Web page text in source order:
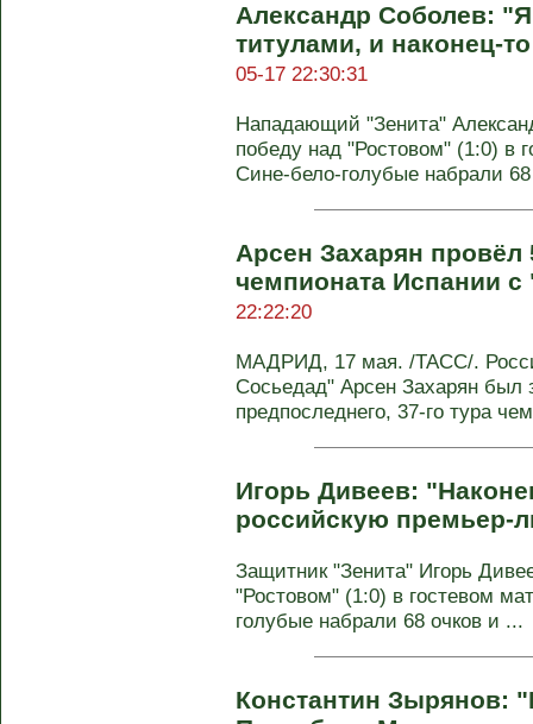
Александр Соболев:
титулами, и наконец-
05-17 22:30:31
Нападающий "Зенита"
победу над "Ростовом" (1:0) в
Сине-бело-голубые набрали
Арсен Захарян провёл
чемпионата Испании
22:22:20
МАДРИД, 17 мая. /ТАСС/.
Сосьедад" Арсен Захарян был
предпоследнего, 37-го тура
Игорь Дивеев:
российскую премьер-
Защитник "Зенита" Игорь
"Ростовом" (1:0) в гостевом
голубые набрали 68 очков и ...
Константин Зырянов: